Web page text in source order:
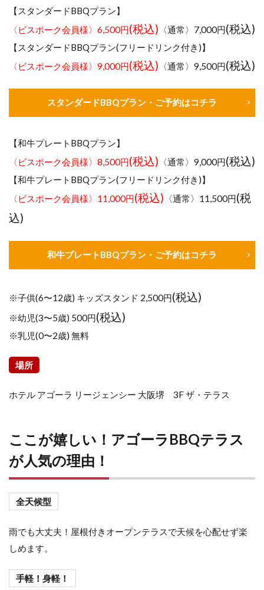
【スタンダードBBQプラン】
〈ビスポーク会員様〉6,500円(税込) 〈通常〉7,000円(税込)
【スタンダードBBQプラン(フリードリンク付き)】
〈ビスポーク会員様〉9,000円(税込) 〈通常〉9,500円(税込)
スタンダードBBQプラン・ご予約はコチラ
【和牛プレートBBQプラン】
〈ビスポーク会員様〉8,500円(税込) 〈通常〉9,000円(税込)
【和牛プレートBBQプラン(フリードリンク付き)】
〈ビスポーク会員様〉11,000円(税込) 〈通常〉11,500円(税
込)
和牛プレートBBQプラン・ご予約はコチラ
※子供(6〜12歳) キッズスタンド 2,500円(税込)
※幼児(3〜5歳) 500円(税込)
※乳児(0〜2歳) 無料
場所
ホテル アゴーラ リージェンシー 大阪堺 3F ザ・テラス
ここが嬉しい！アゴーラBBQテラス
が人気の理由！
全天候型
雨でも大丈夫！屋根付きオープンテラスで天候を心配せず楽
しめます。
手軽！身軽！